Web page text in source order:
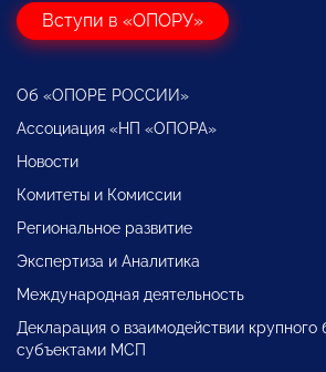
Вступи в «ОПОРУ»
Об «ОПОРЕ РОССИИ»
Ассоциация «НП «ОПОРА»
Новости
Комитеты и Комиссии
Региональное развитие
Экспертиза и Аналитика
Международная деятельность
Декларация о взаимодействии крупного
субъектами МСП